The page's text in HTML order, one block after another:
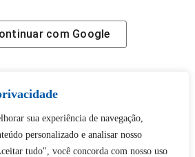
sua experiência de navegação,
personalizado e analisar nosso
tudo", você concorda com nosso uso
com Google
de que deseja
esta publicação?